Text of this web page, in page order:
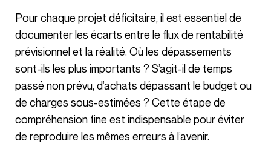
Pour chaque projet déficitaire, il est essentiel de
documenter les écarts entre le flux de rentabilité
prévisionnel et la réalité. Où les dépassements
sont-ils les plus importants ? S’agit-il de temps
passé non prévu, d’achats dépassant le budget ou
de charges sous-estimées ? Cette étape de
compréhension fine est indispensable pour éviter
de reproduire les mêmes erreurs à l’avenir.